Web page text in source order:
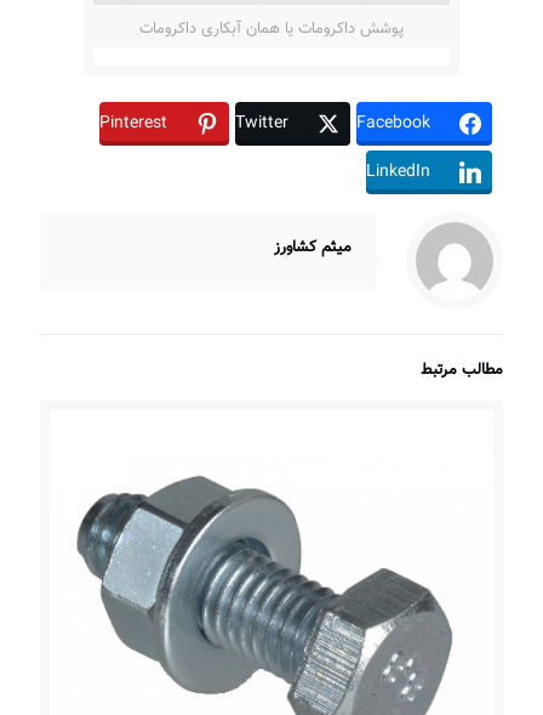
پوشش داکرومات یا همان آبکاری داکرومات
Facebook
Twitter
Pinterest
LinkedIn
میثم کشاورز
مطالب مرتبط